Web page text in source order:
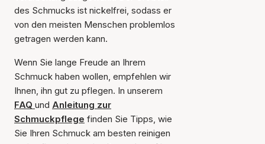
des Schmucks ist nickelfrei, sodass er
von den meisten Menschen problemlos
getragen werden kann.
Wenn Sie lange Freude an Ihrem
Schmuck haben wollen, empfehlen wir
Ihnen, ihn gut zu pflegen. In unserem
FAQ und Anleitung zur
Schmuckpflege finden Sie Tipps, wie
Sie Ihren Schmuck am besten reinigen